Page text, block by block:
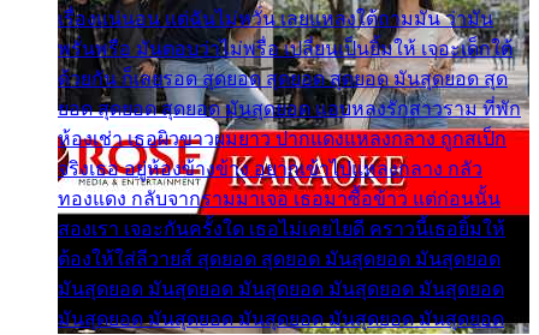
เรื่องแน่นอน แต่ฉันไม่หวั่น เลยแหลงใต้ถามมัน ว่ามัน
พรั่นพรือ มันตอบว่าไม่พรื่อ เปลี่ยนเป็นยิ้มให้ เจอะเด็กใต้
ด้วยกัน ก็เลยรอด สุดยอด สุดยอด สุดยอด มันสุดยอด สุด
ยอด สุดยอด สุดยอด มันสุดยอด แอบหลงรักสาวราม ที่พัก
ห้องเช่า เธอผิวขาวผมยาว ปากแดงแหลงกลาง ถูกสเป็ก
จริงเธอ อยู่ห้องข้างข้าง อยากเข้าไปแหลงกลาง กลัว
ทองแดง กลับจากรามมาเจอ เธอมาซื้อข้าว แต่ก่อนนั้น
สองเรา เจอะกันครั้งใด เธอไม่เคยไยดี คราวนี้เธอยิ้มให้
ต้องให้ใส่ลีวายส์ สุดยอด สุดยอด มันสุดยอด มันสุดยอด
มันสุดยอด มันสุดยอด มันสุดยอด มันสุดยอด มันสุดยอด
มันสุดยอด มันสุดยอด มันสุดยอด มันสุดยอด มันสุดยอด